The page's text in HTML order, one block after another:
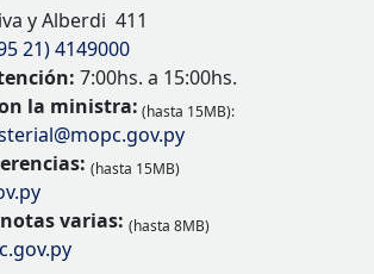
y Alberdi 411
21) 4149000
7:00hs. a 15:00hs.
la ministra: (hasta 15MB):
(hasta 15MB)
varias: (hasta 8MB)